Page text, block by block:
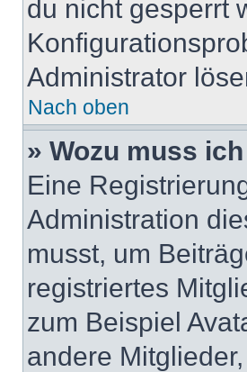
du nicht gesperrt
Administrator
Nach oben
» Wozu muss
Eine
Administration
musst, um
registriertes
zum Beispiel
andere